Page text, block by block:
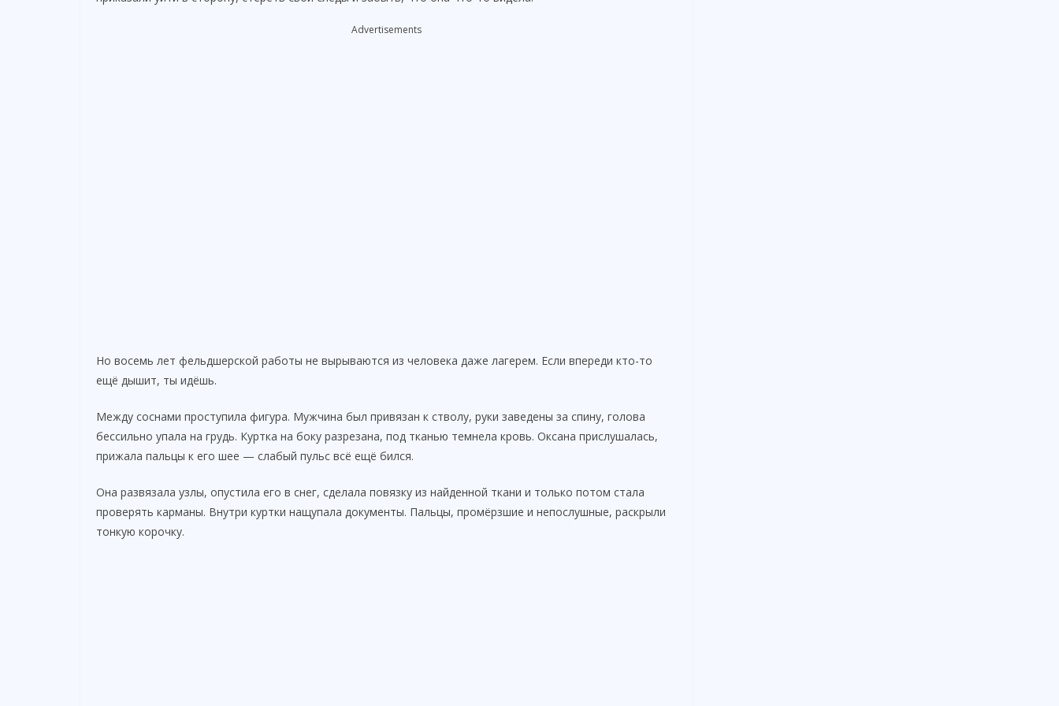
e
Advertisements
Но восемь лет фельдшерской работы не вырываются из человека даже лагерем. Если впереди кто-то
ещё дышит, ты идёшь.
Между соснами проступила фигура. Мужчина был привязан к стволу, руки заведены за спину, голова
бессильно упала на грудь. Куртка на боку разрезана, под тканью темнела кровь. Оксана прислушалась,
прижала пальцы к его шее — слабый пульс всё ещё бился.
Она развязала узлы, опустила его в снег, сделала повязку из найденной ткани и только потом стала
проверять карманы. Внутри куртки нащупала документы. Пальцы, промёрзшие и непослушные, раскрыли
тонкую корочку.